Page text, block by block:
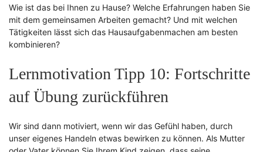
Wie ist das bei Ihnen zu Hause? Welche Erfahrungen haben Sie
mit dem gemeinsamen Arbeiten gemacht? Und mit welchen
Tätigkeiten lässt sich das Hausaufgabenmachen am besten
kombinieren?
Lernmotivation Tipp 10: Fortschritte
auf Übung zurückführen
Wir sind dann motiviert, wenn wir das Gefühl haben, durch
unser eigenes Handeln etwas bewirken zu können. Als Mutter